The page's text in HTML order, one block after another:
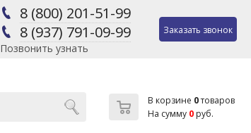
8 (800) 201-51-99
8 (937) 791-09-99
Позвонить узнать
Заказать звонок
В корзине 0товаров
На сумму 0 руб.